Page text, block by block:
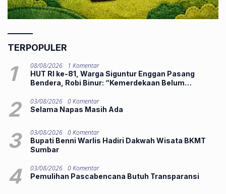
TERPOPULER
1 08/08/2026
1 Komentar
HUT RI ke-81, Warga Siguntur Enggan Pasang
Bendera, Robi Binur: “Kemerdekaan Belum
2 03/08/2026 0 Komentar
Selama Napas Masih Ada
3 03/08/2026 0 Komentar
Bupati Benni Warlis Hadiri Dakwah Wisata BKMT
Sumbar
4 03/08/2026 0 Komentar
Pemulihan Pascabencana Butuh Transparansi